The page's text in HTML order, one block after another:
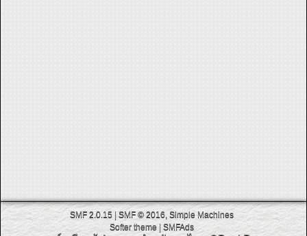
SMF 2.0.15 SMF © 2016 Simple Machines
Softer theme
SMFAds